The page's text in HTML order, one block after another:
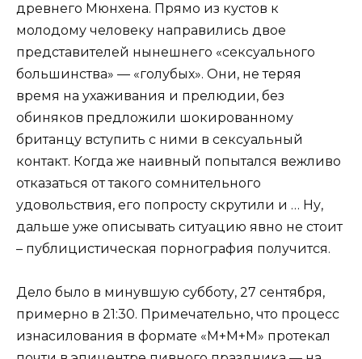
древнего Мюнхена. Прямо из кустов к
молодому человеку направились двое
представителей нынешнего «сексуального
большинства» — «голубых». Они, не теряя
время на ухаживания и прелюдии, без
обиняков предложили шокированному
британцу вступить с ними в сексуальный
контакт. Когда же наивный попытался вежливо
отказаться от такого сомнительного
удовольствия, его попросту скрутили и … Ну,
дальше уже описывать ситуацию явно не стоит
– публицистическая порнография получится.
Дело было в минувшую субботу, 27 сентября,
примерно в 21:30. Примечательно, что процесс
изнасилования в формате «М+М+М» протекал